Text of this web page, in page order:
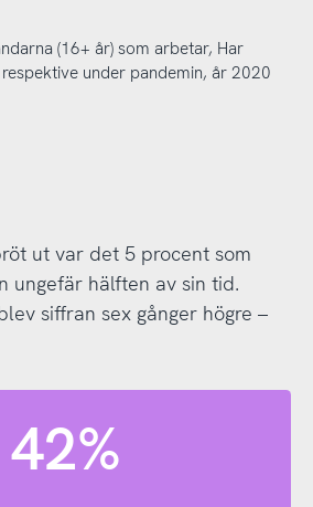
(16+ år) som arbetar, Har
under pandemin, år 2020
ut var det 5 procent som
ungefär hälften av sin tid.
siffran sex gånger högre –
42%